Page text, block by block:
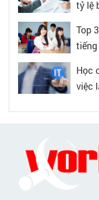
tỷ lệ
Top
tiếng
Học
việc